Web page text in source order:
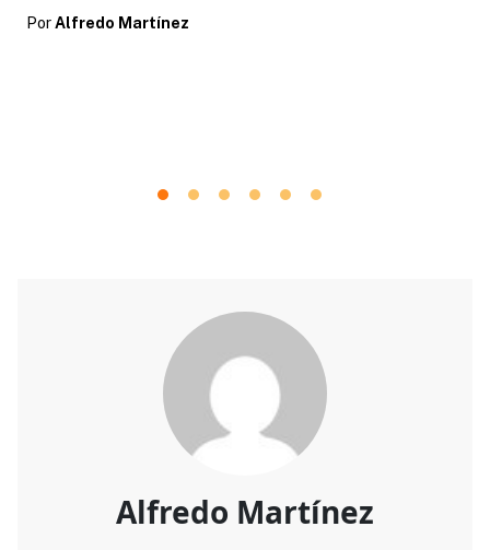
Por Alfredo Martínez
Alfredo Martínez